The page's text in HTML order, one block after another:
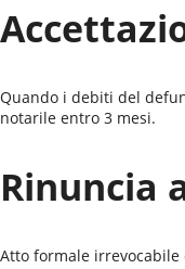
Quando i debiti del
notarile entro 3 mesi.
Rinuncia
Atto formale